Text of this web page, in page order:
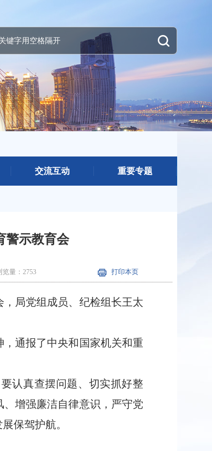
交流互动 重要专题
警示教育会
览量：2753 打印本页
局党组成员、纪检组长王太
通报了中央和国家机关和重
认真查摆问题、切实抓好整
增强廉洁自律意识，严守党
保驾护航。